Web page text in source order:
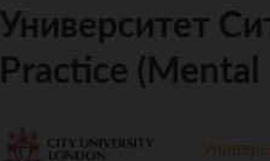
Университет
Practice (Mental